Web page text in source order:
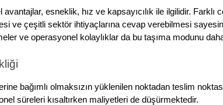
avantajlar, esneklik, hız ve kapsayıcılık ile ilgilidir.
ve çeşitli sektör ihtiyaçlarına cevap verebilmesi
ve operasyonel kolaylıklar da bu taşıma modunu
bağımlı olmaksızın yüklenilen noktadan teslim
süreleri kısaltırken maliyetleri de düşürmektedir.